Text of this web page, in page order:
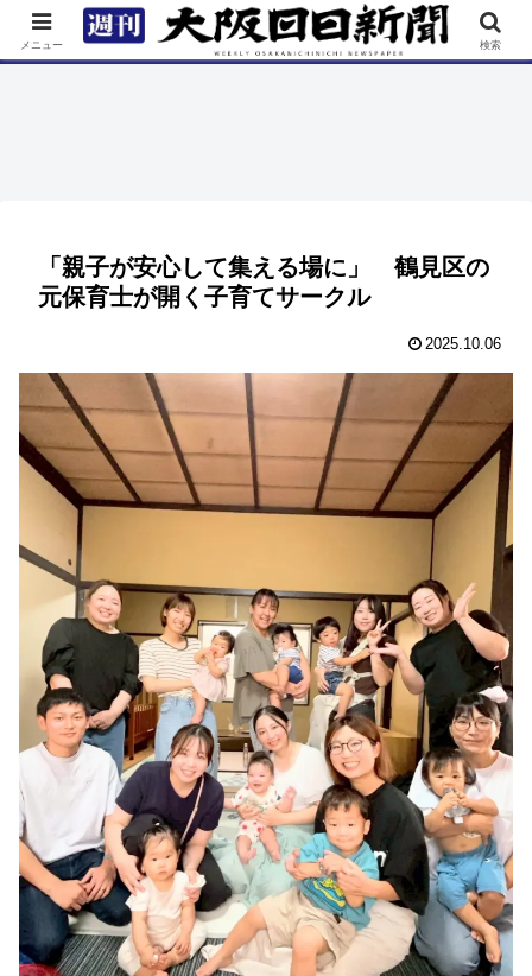
TOP 特集 ニュース 連載 街ネタ イベント
「親子が安心して集える場に」 鶴見区の
元保育士が開く子育てサークル
2025.10.06
メニュー 検索